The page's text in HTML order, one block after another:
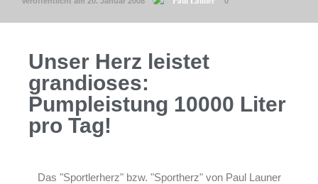
Unser Herz leistet
grandioses:
Pumpleistung 10000 Liter
pro Tag!
Das "Sportlerherz" bzw. "Sportherz" von Paul Launer